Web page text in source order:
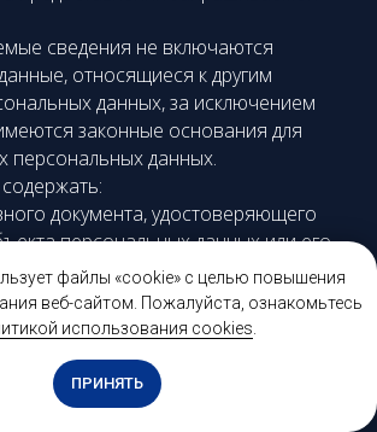
файлы «cookie» с целью повышения
веб-сайтом. Пожалуйста, ознакомьтесь
использования cookies.
ПРИНЯТЬ
сведения не включаются
относящиеся к другим
данных, за исключением
законные основания для
персональных данных.
документа, удостоверяющего
персональных данных или его
сведения о дате выдачи указанного
его органе;
участие субъекта
дата заключения договора,
обозначение и (или) иные